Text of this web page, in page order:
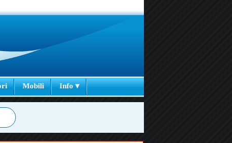
Mobili Info ▾